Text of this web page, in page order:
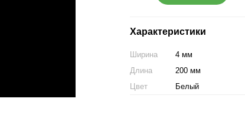
Характеристики
Ширина
4 мм
Длина
200 мм
Цвет
Белый